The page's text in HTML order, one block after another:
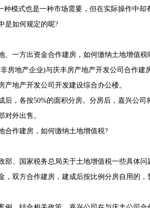
模式也是一种市场需要，但在实际操作中
是如何规定的呢?
一方出资金合作建房，如何缴纳土地增值税
地产企业)与庆丰房产地产开发公司合作建
产地产开发公司开发建设综合办公楼。
，各按50%的面积分房。分房后，嘉兴公司
对外出售。
作建房，如何缴纳土地增值税?
、国家税务总局关于土地增值税一些具体问
，双方合作建房，建成后按比例分房自用的